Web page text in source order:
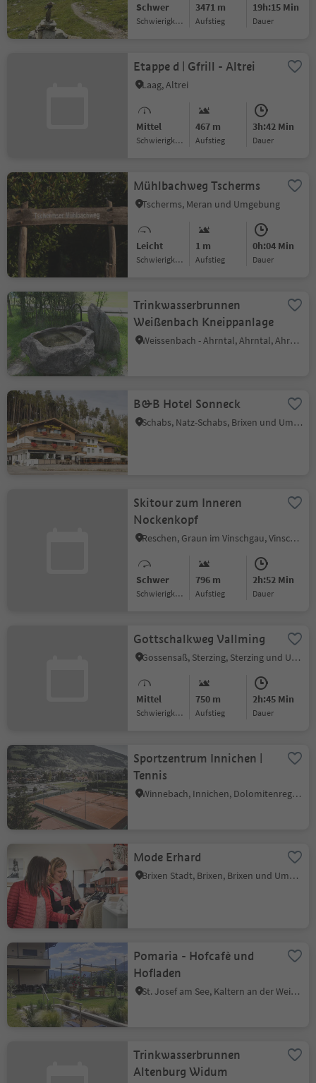
Schwer
Schwierigkeitsgrad
3471 m
Aufstieg
19h:15 Min
Dauer
Etappe d | Gfrill - Altrei
Laag, Altrei
Mittel
Schwierigkeitsgrad
467 m
Aufstieg
3h:42 Min
Dauer
Mühlbachweg Tscherms
Tscherms, Meran und Umgebung
Leicht
Schwierigkeitsgrad
1 m
Aufstieg
0h:04 Min
Dauer
Trinkwasserbrunnen
Weißenbach Kneippanlage
Weissenbach - Ahrntal, Ahrntal, Ahrntal
B&B Hotel Sonneck
Schabs, Natz-Schabs, Brixen und Umgebung
Skitour zum Inneren
Nockenkopf
Reschen, Graun im Vinschgau, Vinschgau
Schwer
Schwierigkeitsgrad
796 m
Aufstieg
2h:52 Min
Dauer
Gottschalkweg Vallming
Gossensaß, Sterzing, Sterzing und Umgebung
Mittel
Schwierigkeitsgrad
750 m
Aufstieg
2h:45 Min
Dauer
Sportzentrum Innichen |
Tennis
Winnebach, Innichen, Dolomitenregion 3 Zinnen
Mode Erhard
Brixen Stadt, Brixen, Brixen und Umgebung
Pomaria - Hofcafè und
Hofladen
St. Josef am See, Kaltern an der Weinstraße, Südtiroler Weinstraße
Trinkwasserbrunnen
Altenburg Widum